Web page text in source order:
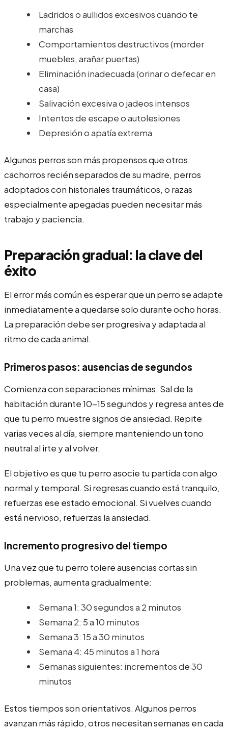
Ladridos o aullidos excesivos cuando te
marchas
Comportamientos destructivos (morder
muebles, arañar puertas)
Eliminación inadecuada (orinar o defecar en
casa)
Salivación excesiva o jadeos intensos
Intentos de escape o autolesiones
Depresión o apatía extrema
Algunos perros son más propensos que otros:
cachorros recién separados de su madre, perros
adoptados con historiales traumáticos, o razas
especialmente apegadas pueden necesitar más
trabajo y paciencia.
Preparación gradual: la clave del
éxito
El error más común es esperar que un perro se adapte
inmediatamente a quedarse solo durante ocho horas.
La preparación debe ser progresiva y adaptada al
ritmo de cada animal.
Primeros pasos: ausencias de segundos
Comienza con separaciones mínimas. Sal de la
habitación durante 10-15 segundos y regresa antes de
que tu perro muestre signos de ansiedad. Repite
varias veces al día, siempre manteniendo un tono
neutral al irte y al volver.
El objetivo es que tu perro asocie tu partida con algo
normal y temporal. Si regresas cuando está tranquilo,
refuerzas ese estado emocional. Si vuelves cuando
está nervioso, refuerzas la ansiedad.
Incremento progresivo del tiempo
Una vez que tu perro tolere ausencias cortas sin
problemas, aumenta gradualmente:
Semana 1: 30 segundos a 2 minutos
Semana 2: 5 a 10 minutos
Semana 3: 15 a 30 minutos
Semana 4: 45 minutos a 1 hora
Semanas siguientes: incrementos de 30
minutos
Estos tiempos son orientativos. Algunos perros
avanzan más rápido, otros necesitan semanas en cada